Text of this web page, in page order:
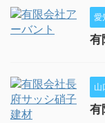
愛
有
山
有